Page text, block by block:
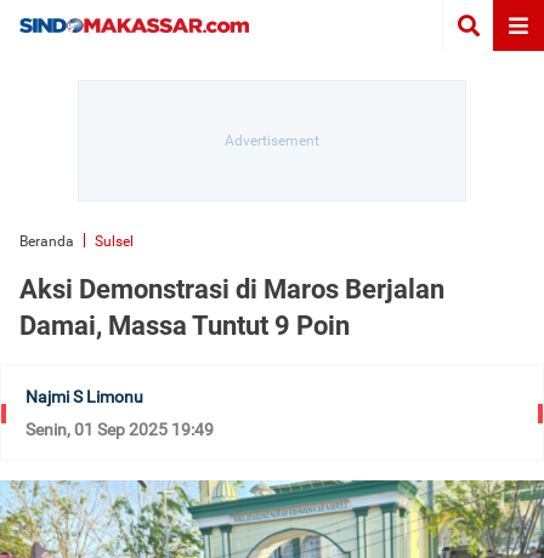
Beranda Sulsel
Aksi Demonstrasi di Maros Berjalan
Damai, Massa Tuntut 9 Poin
Najmi S Limonu
Senin, 01 Sep 2025 19:49